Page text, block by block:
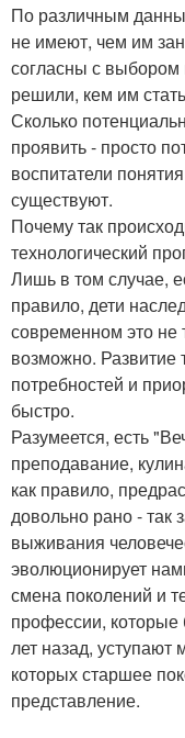
По различным
не имеют, чем им
согласны с выбором
решили, кем им
Сколько
проявить - просто
воспитатели
существуют.
Почему так
технологический
Лишь в том случае,
правило, дети
современном это не
возможно. Развитие
потребностей и
быстро.
Разумеется, есть
преподавание,
как правило,
довольно рано - так
выживания
эволюционирует
смена поколений и
профессии,
лет назад,
которых старшее
представление.